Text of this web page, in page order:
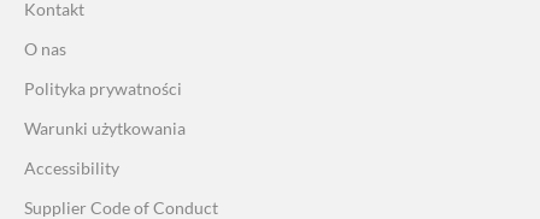
Kontakt
O nas
Polityka prywatności
Warunki użytkowania
Accessibility
Supplier Code of Conduct